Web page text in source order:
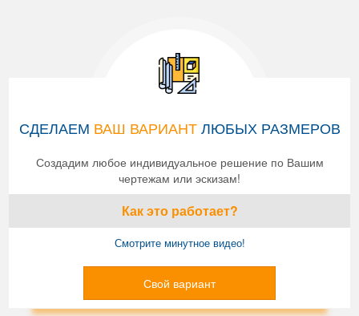
СДЕЛАЕМ ВАШ ВАРИАНТЛЮБЫХ РАЗМЕРОВ
Создадим любое индивидуальное решение по Вашим
чертежам или эскизам!
Как это работает?
Смотрите минутное видео!
Свой вариант